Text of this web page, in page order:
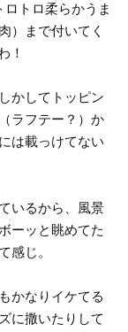
トロ柔らかうま
）まで付いてく
！
かしてトッピン
ラフテー？）か
は載っけてない
いるから、風景
ーッと眺めてた
感じ。
かなりイケてる
に撒いたりして